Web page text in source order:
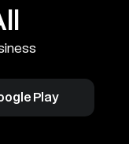
Play